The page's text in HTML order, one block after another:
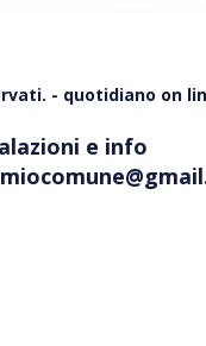
- quotidiano on
e info